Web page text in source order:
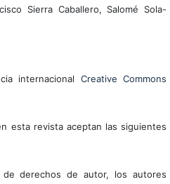
Sierra Caballero, Salomé Sola-
internacional Creative Commons
esta revista aceptan las siguientes
derechos de autor, los autores